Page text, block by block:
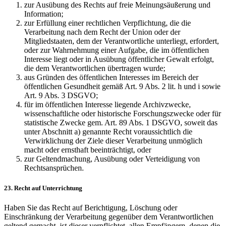
zur Ausübung des Rechts auf freie Meinungsäußerung und
Information;
zur Erfüllung einer rechtlichen Verpflichtung, die die
Verarbeitung nach dem Recht der Union oder der
Mitgliedstaaten, dem der Verantwortliche unterliegt, erfordert,
oder zur Wahrnehmung einer Aufgabe, die im öffentlichen
Interesse liegt oder in Ausübung öffentlicher Gewalt erfolgt,
die dem Verantwortlichen übertragen wurde;
aus Gründen des öffentlichen Interesses im Bereich der
öffentlichen Gesundheit gemäß Art. 9 Abs. 2 lit. h und i sowie
Art. 9 Abs. 3 DSGVO;
für im öffentlichen Interesse liegende Archivzwecke,
wissenschaftliche oder historische Forschungszwecke oder für
statistische Zwecke gem. Art. 89 Abs. 1 DSGVO, soweit das
unter Abschnitt a) genannte Recht voraussichtlich die
Verwirklichung der Ziele dieser Verarbeitung unmöglich
macht oder ernsthaft beeinträchtigt, oder
zur Geltendmachung, Ausübung oder Verteidigung von
Rechtsansprüchen.
23. Recht auf Unterrichtung
Haben Sie das Recht auf Berichtigung, Löschung oder
Einschränkung der Verarbeitung gegenüber dem Verantwortlichen